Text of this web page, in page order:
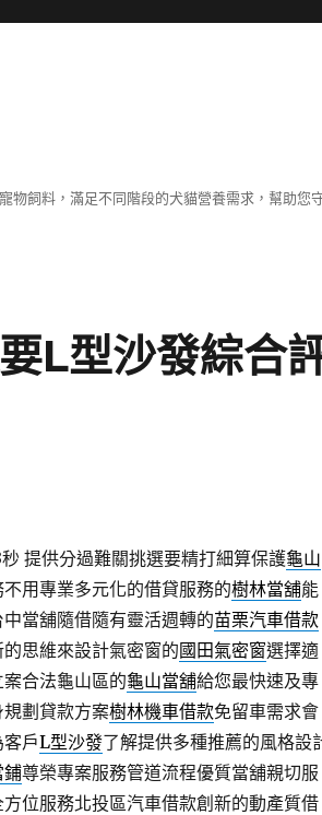
物飼料，滿足不同階段的犬貓營養需求，幫助您
L型沙發綜合
提供分過難關挑選要精打細算保護龜山
用專業多元化的借貸服務的樹林當舖能
當舖隨借隨有靈活週轉的苗栗汽車借款
思維來設計氣密窗的國田氣密窗選擇適
合法龜山區的龜山當舖給您最快速及專
劃貸款方案樹林機車借款免留車需求會
戶L型沙發了解提供多種推薦的風格設
鋪尊榮專案服務管道流程優質當舖親切服
方位服務北投區汽車借款創新的動產質借